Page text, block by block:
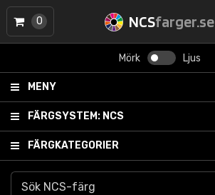
NCSfarger.se
Mörk Ljus
MENY
FÄRGSYSTEM: NCS
FÄRGKATEGORIER
0